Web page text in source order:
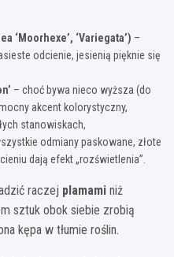
‘Moorhexe’, ‘Variegata’) –
odcienie, jesienią pięknie się
– choć bywa nieco wyższa (do
akcent kolorystyczny,
stanowiskach,
odmiany paskowane, złote
dają efekt „rozświetlenia”.
raczej plamami niż
sztuk obok siebie zrobią
kępa w tłumie roślin.